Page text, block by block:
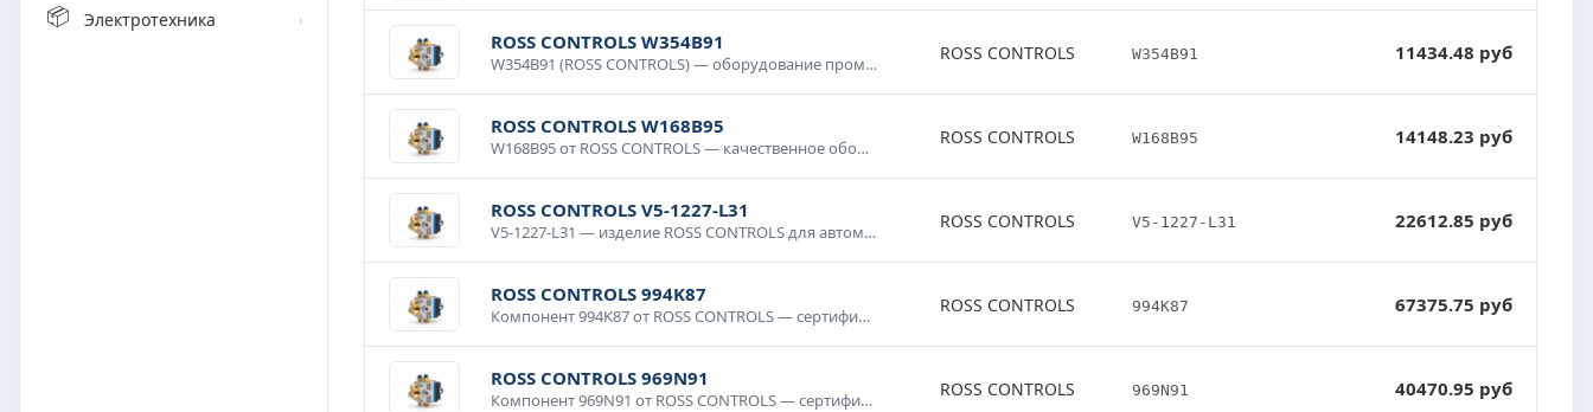
📦 Электротехника ›
ROSS CONTROLS W354B91
W354B91 (ROSS CONTROLS) — оборудование промышленного класса с гарантией качества. Надежная конструкция, продолжительный срок службы, соответствие международным стандартам. Используется в промышленной автоматике, системах диспетчеризации, производственном оборудовании. Доставка по России, консультация специалиста.
ROSS CONTROLS W354B91 11434.48 руб
ROSS CONTROLS W168B95
W168B95 от ROSS CONTROLS — качественное оборудование для промышленных систем и технологических процессов. Надежная работа в широком диапазоне условий, простота интеграции, совместимость со стандартным оборудованием. Применяется в производственной автоматике, системах мониторинга и управления. Гарантия производителя, техническая поддержка.
ROSS CONTROLS W168B95 14148.23 руб
ROSS CONTROLS V5-1227-L31
V5-1227-L31 — изделие ROSS CONTROLS для автоматизации и промышленной электроники. Качественное исполнение, стабильные параметры, долговечность. Используется в системах управления, контрольном оборудовании, промышленных комплексах. Проверено в условиях промышленной эксплуатации, рекомендовано для ответственных применений.
ROSS CONTROLS V5-1227-L31 22612.85 руб
ROSS CONTROLS 994K87
Компонент 994K87 от ROSS CONTROLS — сертифицированное изделие для промышленного применения. Высокие технические характеристики, устойчивость к внешним воздействиям, надежность в эксплуатации. Применяется в автоматизированных системах, электротехнических установках, измерительных приборах. Соответствует требованиям промышленной безопасности.
ROSS CONTROLS 994K87 67375.75 руб
ROSS CONTROLS 969N91
Компонент 969N91 от ROSS CONTROLS — сертифицированное изделие для промышленного применения. Высокие технические характеристики, устойчивость к внешним воздействиям, надежность в эксплуатации. Применяется в автоматизированных системах, электротехнических установках, измерительных приборах. Соответствует требованиям промышленной безопасности.
ROSS CONTROLS 969N91 40470.95 руб